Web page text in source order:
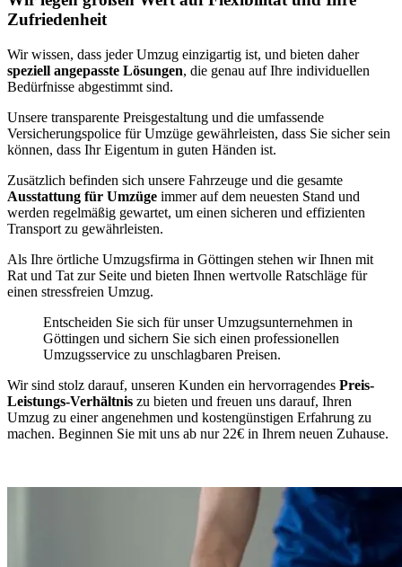
Zufriedenheit
Wir wissen, dass jeder Umzug einzigartig ist, und bieten daher
speziell angepasste Lösungen, die genau auf Ihre individuellen
Bedürfnisse abgestimmt sind.
Unsere transparente Preisgestaltung und die umfassende
Versicherungspolice für Umzüge gewährleisten, dass Sie sicher sein
können, dass Ihr Eigentum in guten Händen ist.
Zusätzlich befinden sich unsere Fahrzeuge und die gesamte
Ausstattung für Umzüge immer auf dem neuesten Stand und
werden regelmäßig gewartet, um einen sicheren und effizienten
Transport zu gewährleisten.
Als Ihre örtliche Umzugsfirma in Göttingen stehen wir Ihnen mit
Rat und Tat zur Seite und bieten Ihnen wertvolle Ratschläge für
einen stressfreien Umzug.
Entscheiden Sie sich für unser Umzugsunternehmen in
Göttingen und sichern Sie sich einen professionellen
Umzugsservice zu unschlagbaren Preisen.
Wir sind stolz darauf, unseren Kunden ein hervorragendes Preis-
Leistungs-Verhältnis zu bieten und freuen uns darauf, Ihren
Umzug zu einer angenehmen und kostengünstigen Erfahrung zu
machen. Beginnen Sie mit uns ab nur 22€ in Ihrem neuen Zuhause.